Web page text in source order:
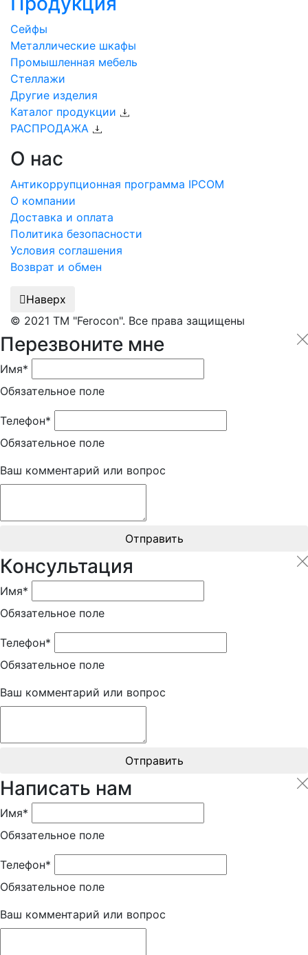
Сейфы
Металлические шкафы
Промышленная мебель
Стеллажи
Другие изделия
Каталог продукции
РАСПРОДАЖА
О нас
Антикоррупционная программа IPCOM
О компании
Доставка и оплата
Политика безопасности
Условия соглашения
Возврат и обмен
Наверх
© 2021 ТМ "Ferocon". Все права защищены
Перезвоните мне
Имя*
Обязательное поле
Телефон*
Обязательное поле
Ваш комментарий или вопрос
Отправить
Консультация
Имя*
Обязательное поле
Телефон*
Обязательное поле
Ваш комментарий или вопрос
Отправить
Написать нам
Имя*
Обязательное поле
Телефон*
Обязательное поле
Ваш комментарий или вопрос